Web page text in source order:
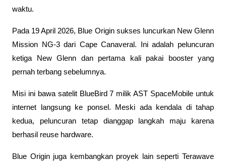
waktu.
Pada 19 April 2026, Blue Origin sukses luncurkan New Glenn
Mission NG-3 dari Cape Canaveral. Ini adalah peluncuran
ketiga New Glenn dan pertama kali pakai booster yang
pernah terbang sebelumnya.
Misi ini bawa satelit BlueBird 7 milik AST SpaceMobile untuk
internet langsung ke ponsel. Meski ada kendala di tahap
kedua, peluncuran tetap dianggap langkah maju karena
berhasil reuse hardware.
Blue Origin juga kembangkan proyek lain seperti Terawave